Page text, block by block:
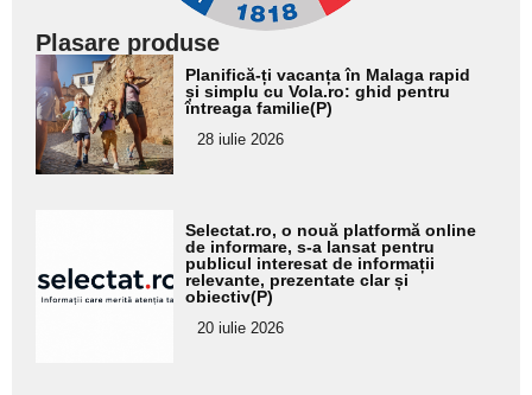
Plasare produse
Adaugă
aici textul
pentru
subtitlu
Planifică-ți vacanța în Malaga rapid
și simplu cu Vola.ro: ghid pentru
întreaga familie(P)
28 iulie 2026
pentru
subtitlu
Selectat.ro, o nouă platformă online
de informare, s-a lansat pentru
publicul interesat de informații
relevante, prezentate clar și
obiectiv(P)
20 iulie 2026